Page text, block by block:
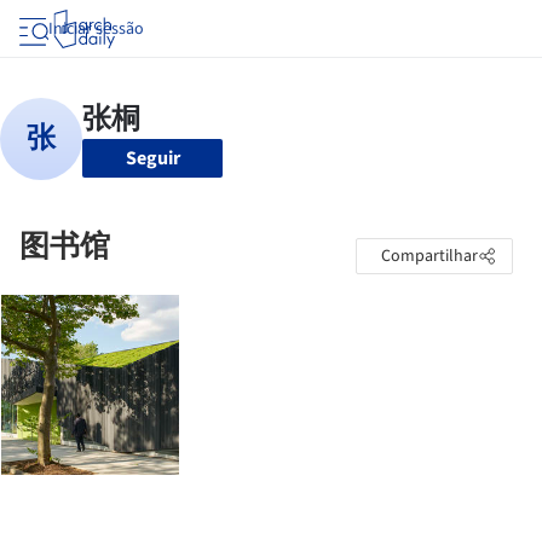
Iniciar sessão
Seguir
图书馆 Compartilhar